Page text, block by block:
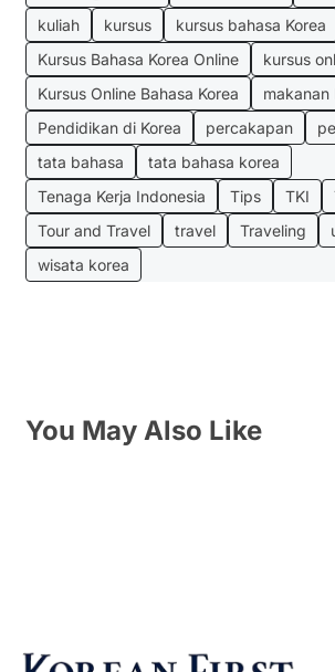
kuliah
kursus
kursus bahasa Korea
Kursus Bahasa Korea Online
kursus
Kursus Online Bahasa Korea
makanan
Pendidikan di Korea
percakapan
tata bahasa
tata bahasa korea
Tenaga Kerja Indonesia
Tips TKI
Tour and Travel
travel Traveling
wisata korea
You May Also Like